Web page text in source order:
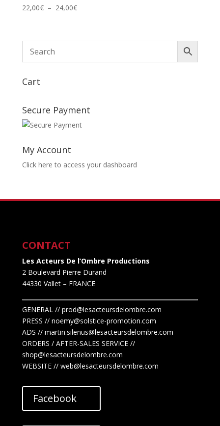
22,00€ – 24,00€Plage
22,00€
24,00€
Cart
Secure Payment
My Account
Click here to access your dashboard
CONTACT
Les Acteurs De l’Ombre Productions
2 Boulevard Pierre Durand
44330 Vallet– FRANCE
GENERAL // prod@lesacteursdelombre.com
PRESS // noemy@solstice-promotion.com
ADS // martin.silenus@lesacteursdelombre.com
ORDERS / AFTER-SALES SERVICE //
shop@lesacteursdelombre.com
WEBSITE // web@lesacteursdelombre.com
Facebook